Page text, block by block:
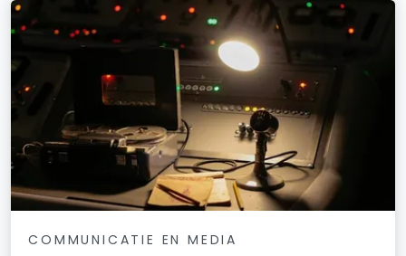
COMMUNICATIE EN MEDIA